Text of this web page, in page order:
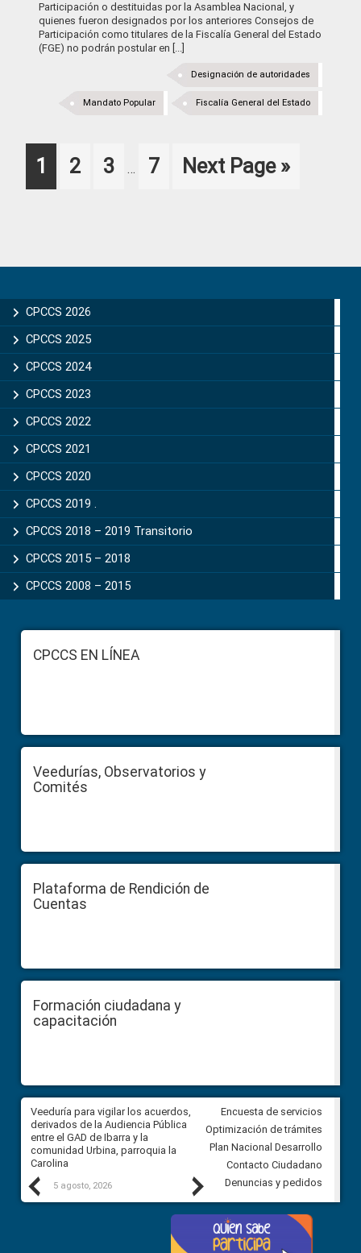
Participación o destituidas por la Asamblea Nacional, y
quienes fueron designados por los anteriores Consejos de
Participación como titulares de la Fiscalía General del Estado
(FGE) no podrán postular en [...]
Designación de autoridades
Fiscalía General del Estado
Mandato Popular
Page
1 Page
2 Page
3
pages
… Page
7
Go
Next Page »
Sidebar
CPCCS 2026
CPCCS 2025
CPCCS 2024
CPCCS 2023
CPCCS 2022
CPCCS 2021
CPCCS 2020
CPCCS 2019 .
CPCCS 2018 – 2019 Transitorio
CPCCS 2015 – 2018
CPCCS 2008 – 2015
FooterCPCCS EN LÍNEA
Veedurías, Observatorios y
Comités
Plataforma de Rendición de
Cuentas
Formación ciudadana y
capacitación
Previous
Veeduría para vigilar los acuerdos,
derivados de la Audiencia Pública
entre el GAD de Ibarra y la
comunidad Urbina, parroquia la
Carolina
5 agosto, 2026
CPCCS convoca a Veeduría
Ciudadana para vigilar el
5 agosto, 2026
Next
Encuesta de servicios
Optimización de trámites
Plan Nacional Desarrollo
Contacto Ciudadano
Denuncias y pedidos